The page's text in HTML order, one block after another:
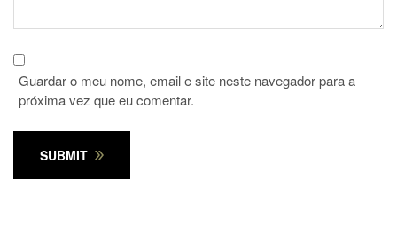
Guardar o meu nome, email e site neste navegador para a
próxima vez que eu comentar.
SUBMIT